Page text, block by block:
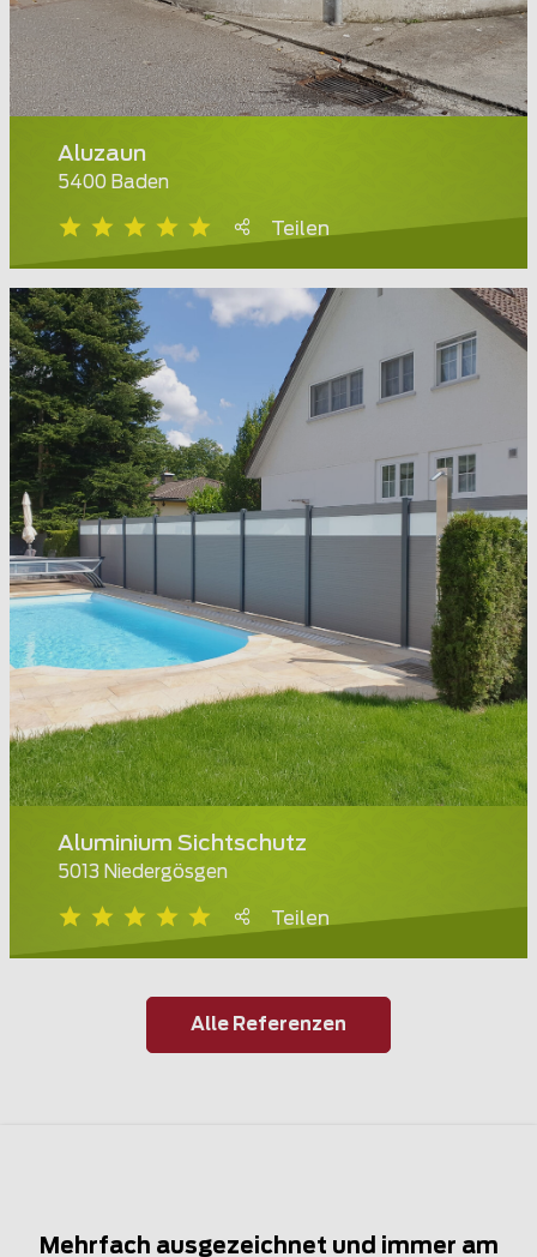
Aluzaun
5400 Baden
Teilen
Aluminium Sichtschutz
5013 Niedergösgen
Teilen
Alle Referenzen
Mehrfach ausgezeichnet und immer am